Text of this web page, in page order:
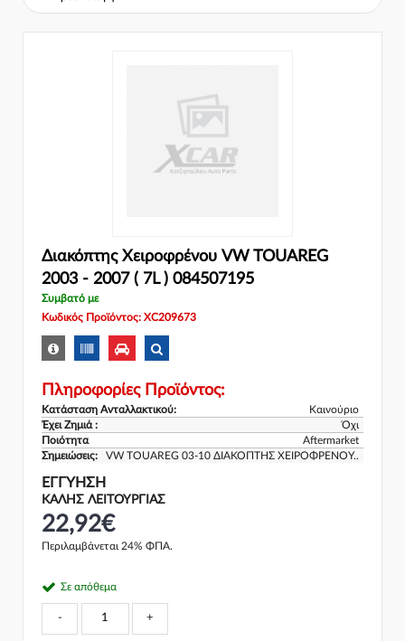
Διακόπτης Χειροφρένου VW TOUAREG
2003 - 2007 ( 7L ) 084507195
Συμβατό με
Κωδικός Προϊόντος: XC209673
Πληροφορίες Προϊόντος:
Κατάσταση Ανταλλακτικού:
Καινούριο
Έχει Ζημιά :
Όχι
Ποιότητα
Aftermarket
Σημειώσεις:
VW TOUAREG 03-10 ΔΙΑΚΟΠΤΗΣ ΧΕΙΡΟΦΡΕΝΟΥ..
ΕΓΓΎΗΣΗ
ΚΑΛΗΣ ΛΕΙΤΟΥΡΓΙΑΣ
22,92€
Περιλαμβάνεται 24% ΦΠΑ.
Σε απόθεμα
- +